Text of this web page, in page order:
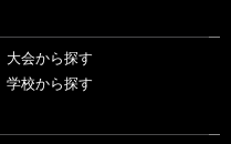
大会から探す
学校から探す